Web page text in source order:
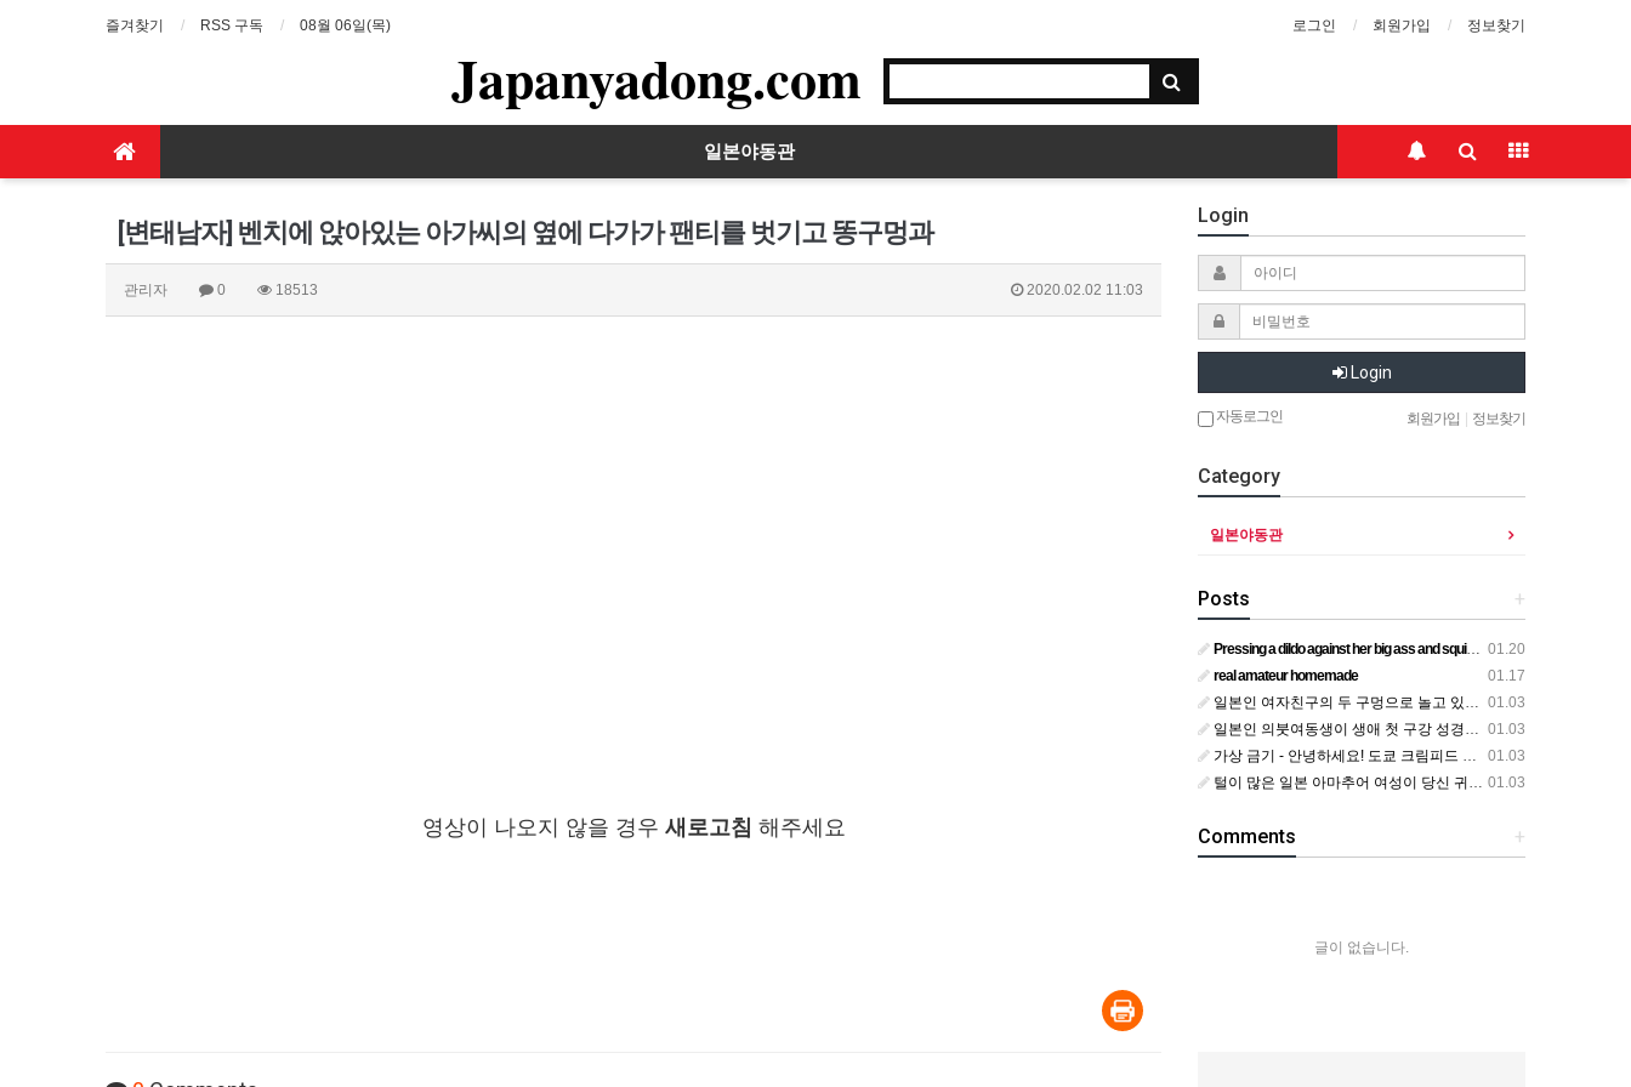
즐겨찾기 RSS 구독 08월 06일(목) 로그인 회원가입 정보찾기
Japanyadong.com
일본야동관
[변태남자] 벤치에 앉아있는 아가씨의 옆에 다가가 팬티를 벗기고 똥구멍과
관리자 0 18513 2020.02.02 11:03
영상이 나오지 않을 경우 새로고침 해주세요
Login
Login
자동로그인 회원가입 정보찾기
Category
일본야동관
+
Posts
01.20
Pressing a dildo against her big ass and squirting from below
01.17
real amateur homemade
01.03
일본인 여자친구의 두 구멍으로 놀고 있어요
01.03
일본인 의붓여동생이 생애 첫 구강 성경험을 공개하다
01.03
가상 금기 - 안녕하세요! 도쿄 크림피드 시엘에서
01.03
털이 많은 일본 아마추어 여성이 당신 귀에 대고 신음하며 자위합니다. 그녀가 오르가즘에 도달하는 모습을 보세요?
+
Comments
글이 없습니다.